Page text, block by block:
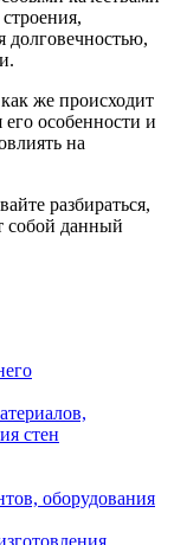
долговечностью,
же происходит
особенности и
на
разбираться,
собой данный
стен
оборудования